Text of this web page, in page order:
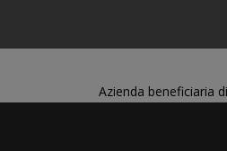
Azienda beneficiaria